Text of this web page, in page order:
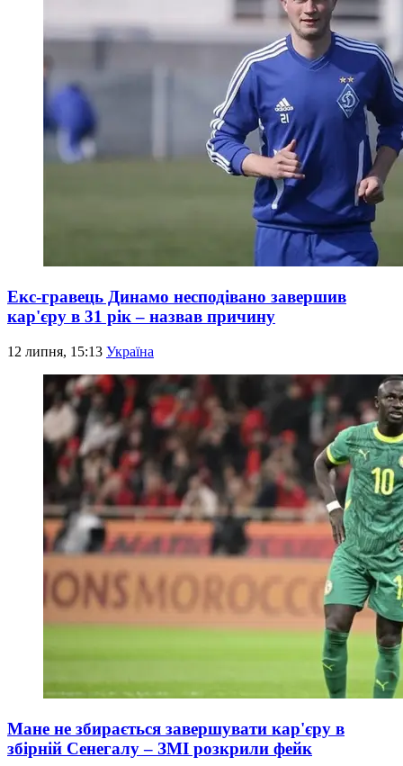
Екс-гравець Динамо несподівано завершив
кар'єру в 31 рік – назвав причину
12 липня, 15:13 Україна
Мане не збирається завершувати кар'єру в
збірній Сенегалу – ЗМІ розкрили фейк